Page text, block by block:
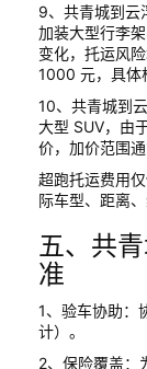
9、共青城到云
加装大型行李
变化，托运风
1000 元，具体
10、共青城到
大型 SUV，由
价，加价范围
超跑托运费用
际车型、距离
五、共
准
1、验车协助：
计）。
2、保险覆盖：